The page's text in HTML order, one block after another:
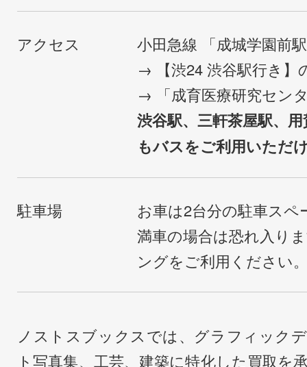
アクセス
小田急線 「成城学園前
→ 【渋24 渋谷駅行き】
→ 「成育医療研究セン
渋谷駅、三軒茶屋駅、
もバスをご利用いただ
駐車場
お車は2台分の駐車ス
満車の場合は恐れ入り
ングをご利用ください
ノストスブックスでは、グラフィック
ト写真集、工芸、建築に特化した買取を